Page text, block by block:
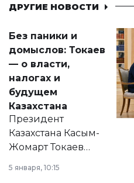
ДРУГИЕ НОВОСТИ
Без паники и
домыслов: Токаев
— о власти,
налогах и
будущем
Казахстана
Президент
Казахстана Касым-
Жомарт Токаев
сразу несколько
5 января, 10:15